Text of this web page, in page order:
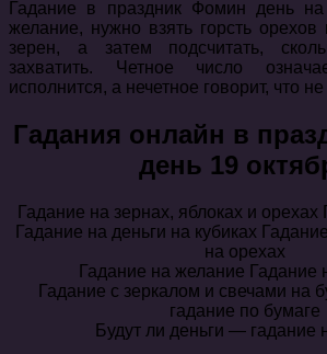
Гадание в праздник Фомин день
желание, нужно взять горсть
зерен, а затем подсчитать,
захватить. Четное число
исполнится, а нечетное говорит, что не
Гадания онлайн в
день 19
Гадание на зернах, яблоках и орехах
Гадание на деньги на кубиках
на орехах
Гадание на желание
Гадание с зеркалом и свечами на
гадание по бумаге
Будут ли деньги — гадание